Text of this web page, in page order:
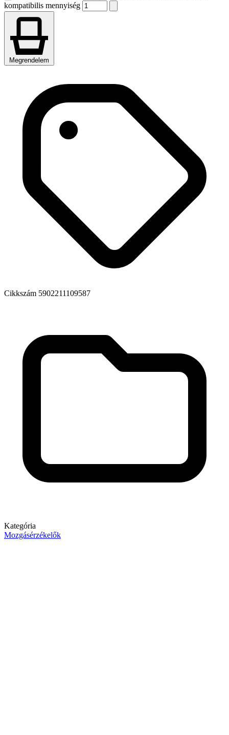
kompatibilis mennyiség
Megrendelem
Cikkszám 5902211109587
Kategória
Mozgásérzékelők